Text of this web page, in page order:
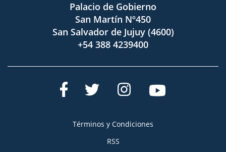
Palacio de Gobierno
San Martín Nº450
San Salvador de Jujuy (4600)
+54 388 4239400
Términos y Condiciones
RSS